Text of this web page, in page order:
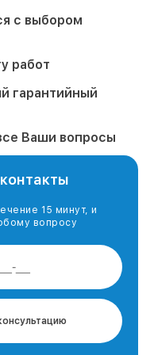
с выбором
работ
гарантийный
Ваши вопросы
15 минут, и
вопросу